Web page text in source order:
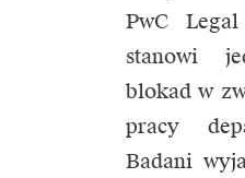
PwC
stanowi
blokad w
pracy
Badani